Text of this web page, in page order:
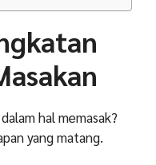
hal memasak?
yang matang.